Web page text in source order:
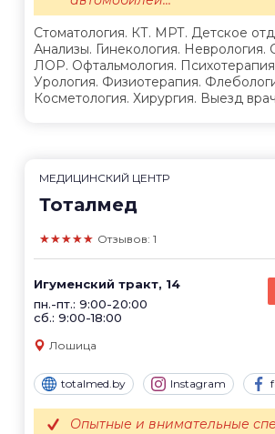
Стоматология. КТ. МРТ. Детское
Анализы. Гинекология. Неврология.
ЛОР. Офтальмология.
Урология. Физиотерапия.
Косметология. Хирургия. Выезд
МЕДИЦИНСКИЙ ЦЕНТР
Тоталмед
★★★★★ Отзывов: 1
Игуменский тракт, 14
пн.-пт.: 9:00-20:00
сб.: 9:00-18:00
Лошица
totalmed.by Instagram
Опытные и внимательные